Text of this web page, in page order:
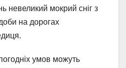
невеликий мокрий сніг з
на дорогах
умов можуть